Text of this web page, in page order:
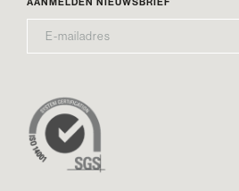
MAILADRES*